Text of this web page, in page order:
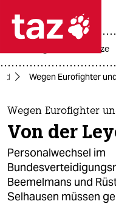
 taz
themen
politik
öko
gesellschaft
hitze
Wegen Eurofighter
Wegen Eurofighter
Von der
Personalwechsel im
Beemelmans und
Selhausen müssen